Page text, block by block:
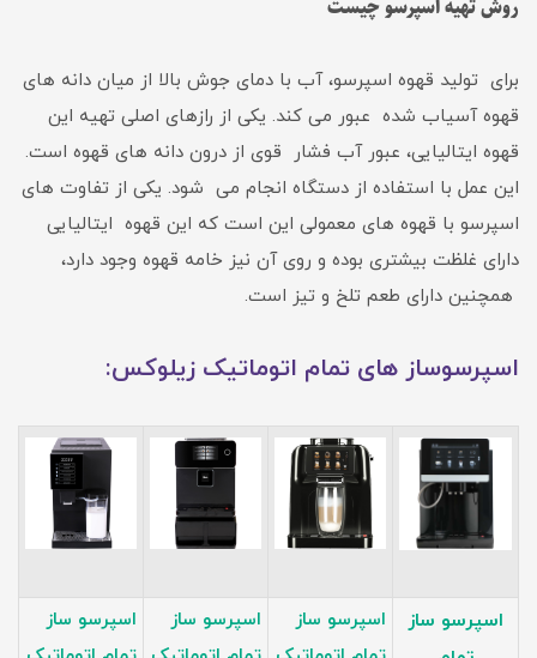
روش تهیه اسپرسو چیست
برای تولید قهوه اسپرسو، آب با دمای جوش بالا از میان دانه های
قهوه آسیاب شده عبور می کند. یکی از رازهای اصلی تهیه این
قهوه ایتالیایی، عبور آب فشار قوی از درون دانه های قهوه است.
این عمل با استفاده از دستگاه انجام می شود. یکی از تفاوت های
اسپرسو با قهوه های معمولی این است که این قهوه ایتالیایی
دارای غلظت بیشتری بوده و روی آن نیز خامه قهوه وجود دارد،
همچنین دارای طعم تلخ و تیز است.
اسپرسوساز های تمام اتوماتیک زیلوکس:
اسپرسو ساز
اسپرسو ساز
اسپرسو ساز
اسپرسو ساز